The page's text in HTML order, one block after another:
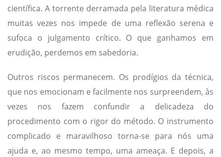
científica. A torrente derramada pela literatura médica
muitas vezes nos impede de uma reflexão serena e
sufoca o julgamento crítico. O que ganhamos em
erudição, perdemos em sabedoria.
Outros riscos permanecem. Os prodígios da técnica,
que nos emocionam e facilmente nos surpreendem, às
vezes nos fazem confundir a delicadeza do
procedimento com o rigor do método. O instrumento
complicado e maravilhoso torna-se para nós uma
ajuda e, ao mesmo tempo, uma ameaça. E depois, a